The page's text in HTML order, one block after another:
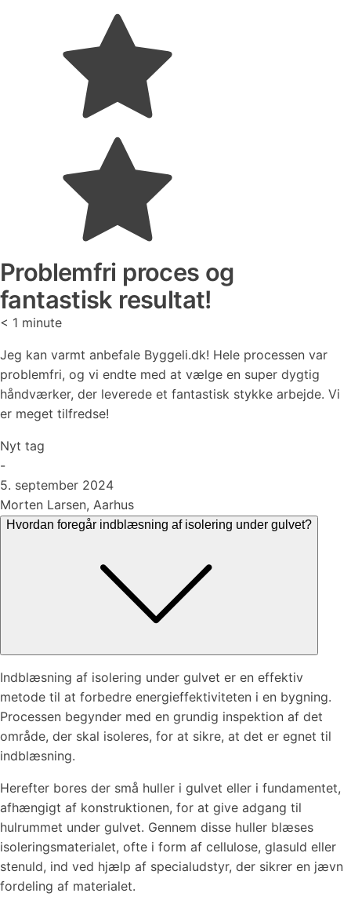
Problemfri proces og
fantastisk resultat!
< 1 minute
Jeg kan varmt anbefale Byggeli.dk! Hele processen var
problemfri, og vi endte med at vælge en super dygtig
håndværker, der leverede et fantastisk stykke arbejde. Vi
er meget tilfredse!
Nyt tag
-
5. september 2024
Morten Larsen, Aarhus
Hvordan foregår indblæsning af isolering under gulvet?
Indblæsning af isolering under gulvet er en effektiv
metode til at forbedre energieffektiviteten i en bygning.
Processen begynder med en grundig inspektion af det
område, der skal isoleres, for at sikre, at det er egnet til
indblæsning.
Herefter bores der små huller i gulvet eller i fundamentet,
afhængigt af konstruktionen, for at give adgang til
hulrummet under gulvet. Gennem disse huller blæses
isoleringsmaterialet, ofte i form af cellulose, glasuld eller
stenuld, ind ved hjælp af specialudstyr, der sikrer en jævn
fordeling af materialet.